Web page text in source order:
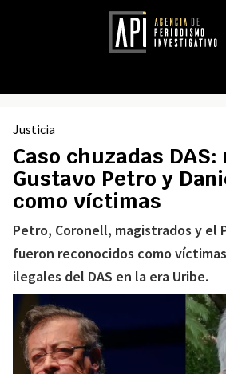
Justicia
Caso chuzadas
Gustavo Petro y
como víctimas
Petro, Coronell, magistrados y el
fueron reconocidos como
ilegales del DAS en la era Uribe.